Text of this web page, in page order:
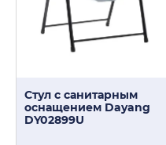
Стул с санитарным
оснащением Dayang
DY02899U